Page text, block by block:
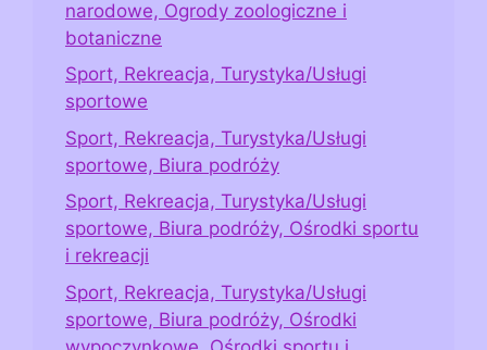
narodowe, Ogrody zoologiczne i
botaniczne
Sport, Rekreacja, Turystyka/Usługi
sportowe
Sport, Rekreacja, Turystyka/Usługi
sportowe, Biura podróży
Sport, Rekreacja, Turystyka/Usługi
sportowe, Biura podróży, Ośrodki sportu
i rekreacji
Sport, Rekreacja, Turystyka/Usługi
sportowe, Biura podróży, Ośrodki